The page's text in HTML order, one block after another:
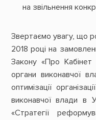
на звільнення
Звертаємо увагу, що
2018 році на
Закону «Про Кабінет
органи виконавчої
оптимізації
виконавчої влади в
«Стратегії